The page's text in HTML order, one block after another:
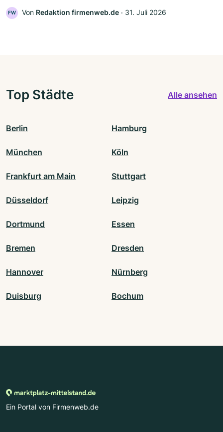
FW Von Redaktion firmenweb.de ‧ 31. Juli 2026
Top Städte Alle ansehen
Berlin Hamburg
München Köln
Frankfurt am Main Stuttgart
Düsseldorf Leipzig
Dortmund Essen
Bremen Dresden
Hannover Nürnberg
Duisburg Bochum
Ein Portal von Firmenweb.de